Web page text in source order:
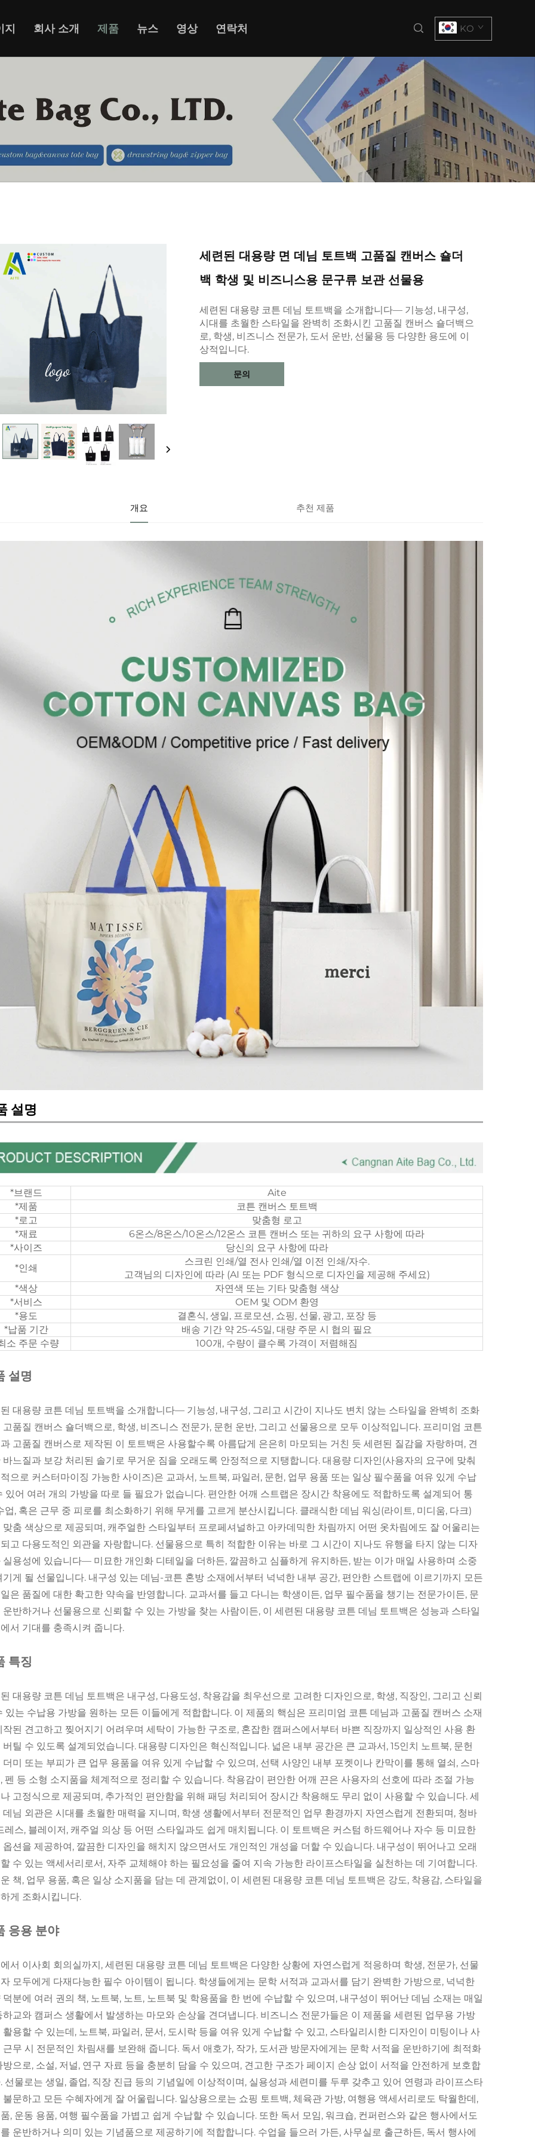
지 회사 소개 제품 뉴스 영상 연락처 KO
세련된 대용량 면 데님 토트백 고품질 캔버스 숄더
백 학생 및 비즈니스용 문구류 보관 선물용
세련된 대용량 코튼 데님 토트백을 소개합니다— 기능성, 내구성,
시대를 초월한 스타일을 완벽히 조화시킨 고품질 캔버스 숄더백으
로, 학생, 비즈니스 전문가, 도서 운반, 선물용 등 다양한 용도에 이
상적입니다.
문의
개요 추천 제품
설명
*브랜드
Aite
*제품
코튼 캔버스 토트백
*로고
맞춤형 로고
*재료
6온스/8온스/10온스/12온스 코튼 캔버스 또는 귀하의 요구 사항에 따라
*사이즈
당신의 요구 사항에 따라
*인쇄
스크린 인쇄/열 전사 인쇄/열 이전 인쇄/자수.
고객님의 디자인에 따라 (AI 또는 PDF 형식으로 디자인을 제공해 주세요)
*색상
자연색 또는 기타 맞춤형 색상
*서비스
OEM 및 ODM 환영
*용도
결혼식, 생일, 프로모션, 쇼핑, 선물, 광고, 포장 등
*납품 기간
배송 기간 약 25-45일, 대량 주문 시 협의 필요
소 주문 수량
100개, 수량이 클수록 가격이 저렴해짐
설명
대용량 코튼 데님 토트백을 소개합니다— 기능성, 내구성, 그리고 시간이 지나도 변치 않는 스타일을 완벽히 조화
고품질 캔버스 숄더백으로, 학생, 비즈니스 전문가, 문헌 운반, 그리고 선물용으로 모두 이상적입니다. 프리미엄 코튼
고품질 캔버스로 제작된 이 토트백은 사용할수록 아름답게 은은히 마모되는 거친 듯 세련된 질감을 자랑하며, 견
바느질과 보강 처리된 솔기로 무거운 짐을 오래도록 안정적으로 지탱합니다. 대용량 디자인(사용자의 요구에 맞춰
으로 커스터마이징 가능한 사이즈)은 교과서, 노트북, 파일러, 문헌, 업무 용품 또는 일상 필수품을 여유 있게 수납
있어 여러 개의 가방을 따로 들 필요가 없습니다. 편안한 어깨 스트랩은 장시간 착용에도 적합하도록 설계되어 통
업, 혹은 근무 중 피로를 최소화하기 위해 무게를 고르게 분산시킵니다. 클래식한 데님 워싱(라이트, 미디움, 다크)
맞춤 색상으로 제공되며, 캐주얼한 스타일부터 프로페셔널하고 아카데믹한 차림까지 어떤 옷차림에도 잘 어울리는
고 다용도적인 외관을 자랑합니다. 선물용으로 특히 적합한 이유는 바로 그 시간이 지나도 유행을 타지 않는 디자
실용성에 있습니다— 미묘한 개인화 디테일을 더하든, 깔끔하고 심플하게 유지하든, 받는 이가 매일 사용하며 소중
기게 될 선물입니다. 내구성 있는 데님-코튼 혼방 소재에서부터 넉넉한 내부 공간, 편안한 스트랩에 이르기까지 모든
은 품질에 대한 확고한 약속을 반영합니다. 교과서를 들고 다니는 학생이든, 업무 필수품을 챙기는 전문가이든, 문
운반하거나 선물용으로 신뢰할 수 있는 가방을 찾는 사람이든, 이 세련된 대용량 코튼 데님 토트백은 성능과 스타일
서 기대를 충족시켜 줍니다.
특징
대용량 코튼 데님 토트백은 내구성, 다용도성, 착용감을 최우선으로 고려한 디자인으로, 학생, 직장인, 그리고 신뢰
있는 수납용 가방을 원하는 모든 이들에게 적합합니다. 이 제품의 핵심은 프리미엄 코튼 데님과 고품질 캔버스 소재
작된 견고하고 찢어지기 어려우며 세탁이 가능한 구조로, 혼잡한 캠퍼스에서부터 바쁜 직장까지 일상적인 사용 환
버틸 수 있도록 설계되었습니다. 대용량 디자인은 혁신적입니다. 넓은 내부 공간은 큰 교과서, 15인치 노트북, 문헌
더미 또는 부피가 큰 업무 용품을 여유 있게 수납할 수 있으며, 선택 사양인 내부 포켓이나 칸막이를 통해 열쇠, 스마
펜 등 소형 소지품을 체계적으로 정리할 수 있습니다. 착용감이 편안한 어깨 끈은 사용자의 선호에 따라 조절 가능
고정식으로 제공되며, 추가적인 편안함을 위해 패딩 처리되어 장시간 착용해도 무리 없이 사용할 수 있습니다. 세
데님 외관은 시대를 초월한 매력을 지니며, 학생 생활에서부터 전문적인 업무 환경까지 자연스럽게 전환되며, 청바
레스, 블레이저, 캐주얼 의상 등 어떤 스타일과도 쉽게 매치됩니다. 이 토트백은 커스텀 하드웨어나 자수 등 미묘한
옵션을 제공하여, 깔끔한 디자인을 해치지 않으면서도 개인적인 개성을 더할 수 있습니다. 내구성이 뛰어나고 오래
수 있는 액세서리로서, 자주 교체해야 하는 필요성을 줄여 지속 가능한 라이프스타일을 실천하는 데 기여합니다.
책, 업무 용품, 혹은 일상 소지품을 담는 데 관계없이, 이 세련된 대용량 코튼 데님 토트백은 강도, 착용감, 스타일을
게 조화시킵니다.
응용 분야
서 이사회 회의실까지, 세련된 대용량 코튼 데님 토트백은 다양한 상황에 자연스럽게 적응하며 학생, 전문가, 선물
모두에게 다재다능한 필수 아이템이 됩니다. 학생들에게는 문학 서적과 교과서를 담기 완벽한 가방으로, 넉넉한
덕분에 여러 권의 책, 노트북, 노트, 노트북 및 학용품을 한 번에 수납할 수 있으며, 내구성이 뛰어난 데님 소재는 매일
하교와 캠퍼스 생활에서 발생하는 마모와 손상을 견뎌냅니다. 비즈니스 전문가들은 이 제품을 세련된 업무용 가방
활용할 수 있는데, 노트북, 파일러, 문서, 도시락 등을 여유 있게 수납할 수 있고, 스타일리시한 디자인이 미팅이나 사
근무 시 전문적인 차림새를 보완해 줍니다. 독서 애호가, 작가, 도서관 방문자에게는 문학 서적을 운반하기에 최적화
방으로, 소설, 저널, 연구 자료 등을 충분히 담을 수 있으며, 견고한 구조가 페이지 손상 없이 서적을 안전하게 보호합
선물로는 생일, 졸업, 직장 진급 등의 기념일에 이상적이며, 실용성과 세련미를 두루 갖추고 있어 연령과 라이프스타
불문하고 모든 수혜자에게 잘 어울립니다. 일상용으로는 쇼핑 토트백, 체육관 가방, 여행용 액세서리로도 탁월한데,
, 운동 용품, 여행 필수품을 가볍고 쉽게 수납할 수 있습니다. 또한 독서 모임, 워크숍, 컨퍼런스와 같은 행사에서도
운반하거나 의미 있는 기념품으로 제공하기에 적합합니다. 수업을 들으러 가든, 사무실로 출근하든, 독서 행사에